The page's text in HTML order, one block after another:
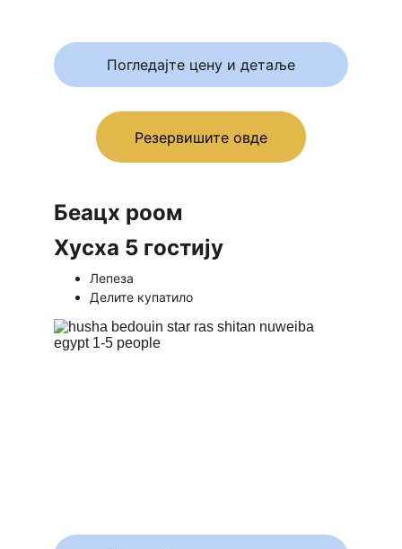
Погледајте цену и детаље
Резервишите овде
Беацх роом
Хусха 5 гостију
Лепеза
Делите купатило